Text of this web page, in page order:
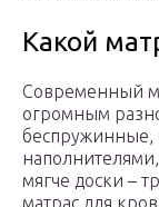
Какой
Современный
огромным
беспружинные,
мягче доски –
матрас для